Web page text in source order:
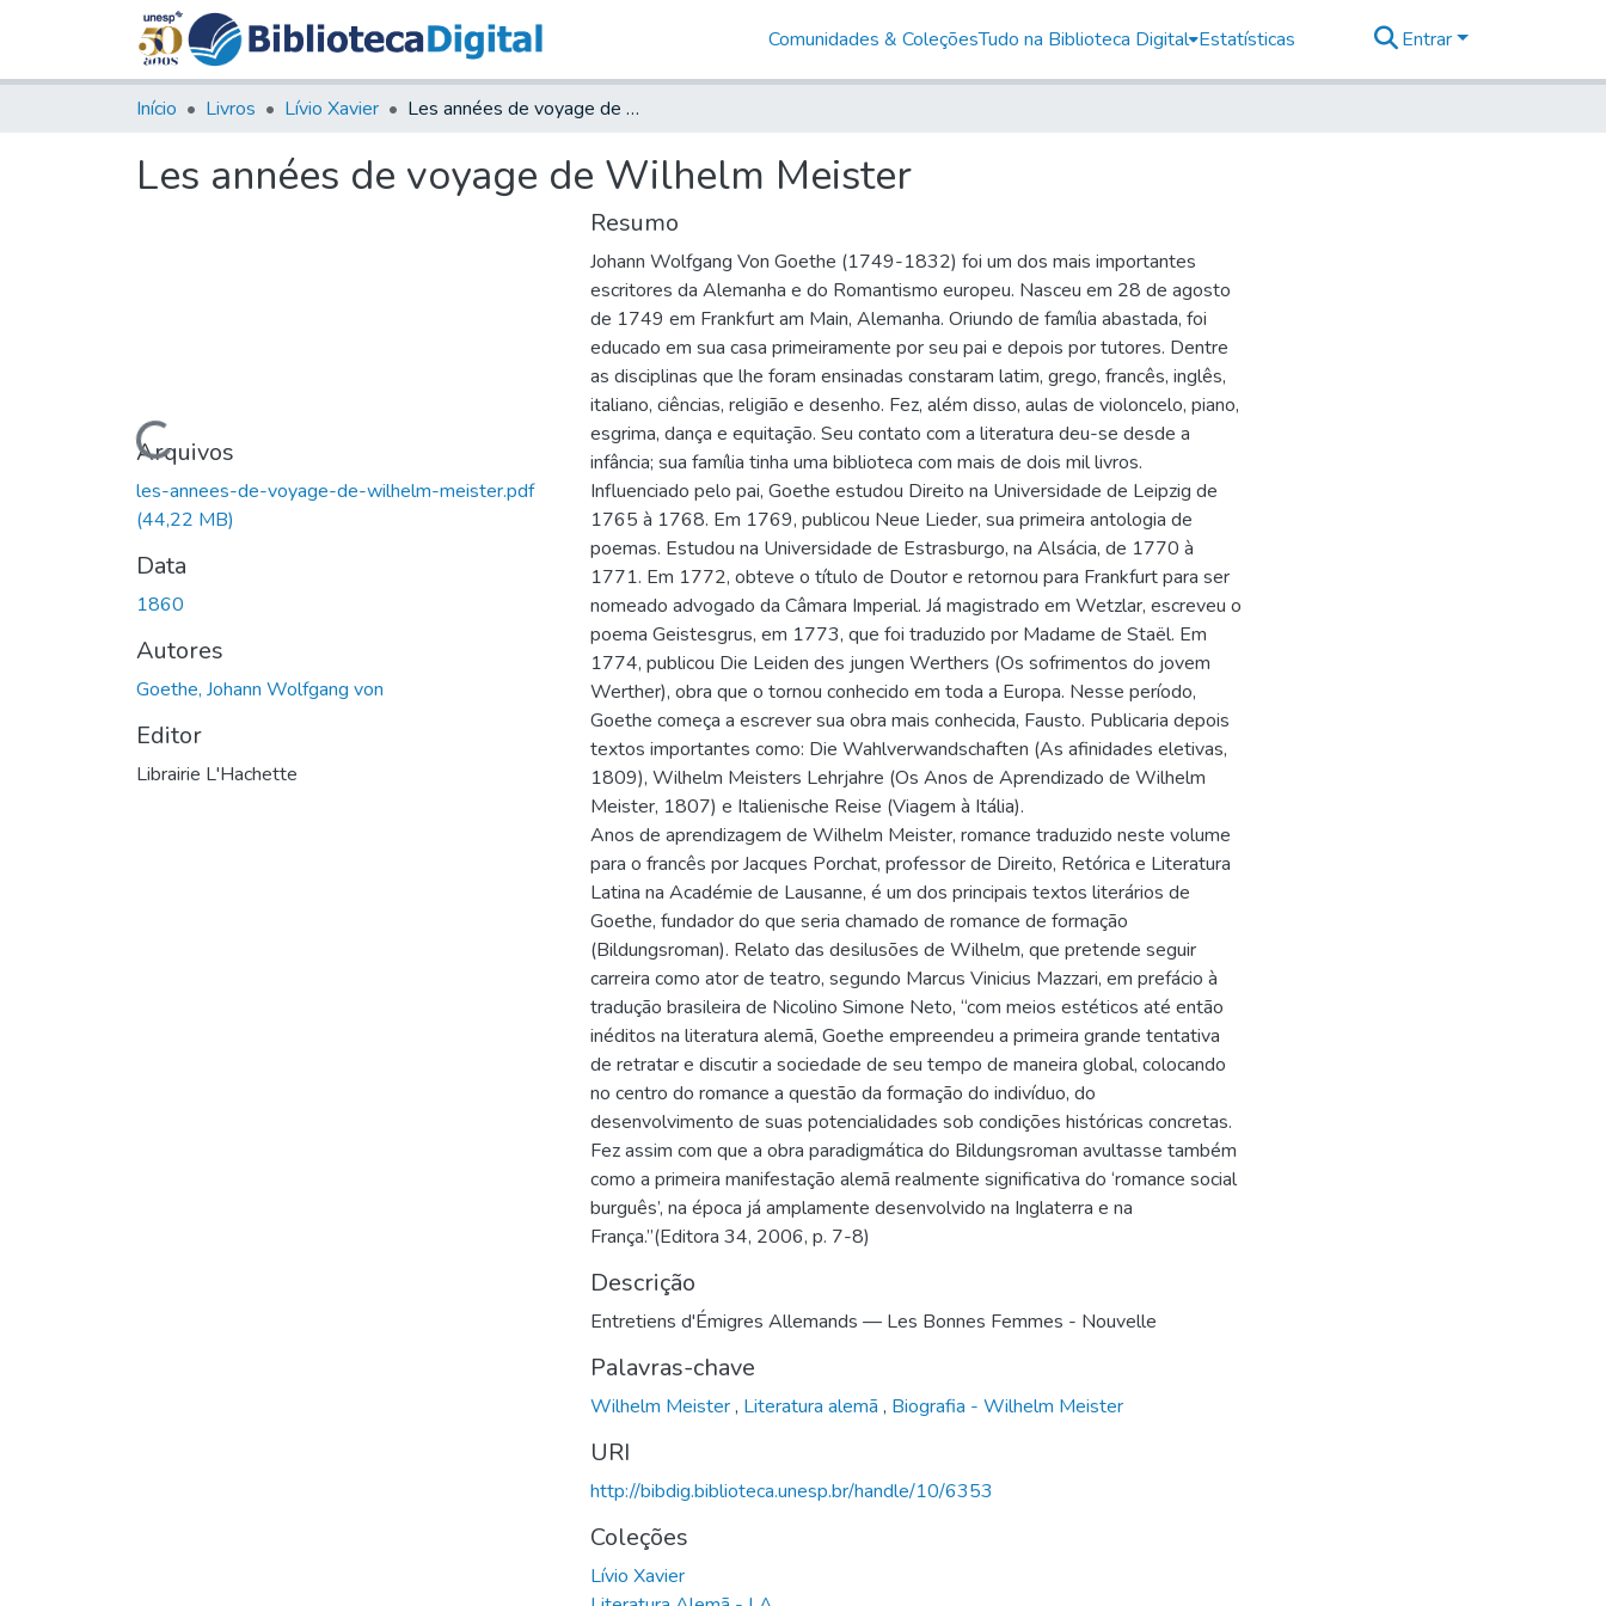
Comunidades & ColeçõesTudo na Biblioteca Digital Estatísticas Entrar
Início Livros Lívio Xavier Les années de voyage de Wilhelm Meister
Les années de voyage de Wilhelm Meister
Carregando...
Arquivos
les-annees-de-voyage-de-wilhelm-meister.pdf
(44,22 MB)
Data
1860
Autores
Goethe, Johann Wolfgang von
Editor
Librairie L'Hachette
Resumo
Johann Wolfgang Von Goethe (1749-1832) foi um dos mais importantes
escritores da Alemanha e do Romantismo europeu. Nasceu em 28 de agosto
de 1749 em Frankfurt am Main, Alemanha. Oriundo de família abastada, foi
educado em sua casa primeiramente por seu pai e depois por tutores. Dentre
as disciplinas que lhe foram ensinadas constaram latim, grego, francês, inglês,
italiano, ciências, religião e desenho. Fez, além disso, aulas de violoncelo, piano,
esgrima, dança e equitação. Seu contato com a literatura deu-se desde a
infância; sua família tinha uma biblioteca com mais de dois mil livros.
Influenciado pelo pai, Goethe estudou Direito na Universidade de Leipzig de
1765 à 1768. Em 1769, publicou Neue Lieder, sua primeira antologia de
poemas. Estudou na Universidade de Estrasburgo, na Alsácia, de 1770 à
1771. Em 1772, obteve o título de Doutor e retornou para Frankfurt para ser
nomeado advogado da Câmara Imperial. Já magistrado em Wetzlar, escreveu o
poema Geistesgrus, em 1773, que foi traduzido por Madame de Staël. Em
1774, publicou Die Leiden des jungen Werthers (Os sofrimentos do jovem
Werther), obra que o tornou conhecido em toda a Europa. Nesse período,
Goethe começa a escrever sua obra mais conhecida, Fausto. Publicaria depois
textos importantes como: Die Wahlverwandschaften (As afinidades eletivas,
1809), Wilhelm Meisters Lehrjahre (Os Anos de Aprendizado de Wilhelm
Meister, 1807) e Italienische Reise (Viagem à Itália).
Anos de aprendizagem de Wilhelm Meister, romance traduzido neste volume
para o francês por Jacques Porchat, professor de Direito, Retórica e Literatura
Latina na Académie de Lausanne, é um dos principais textos literários de
Goethe, fundador do que seria chamado de romance de formação
(Bildungsroman). Relato das desilusões de Wilhelm, que pretende seguir
carreira como ator de teatro, segundo Marcus Vinicius Mazzari, em prefácio à
tradução brasileira de Nicolino Simone Neto, “com meios estéticos até então
inéditos na literatura alemã, Goethe empreendeu a primeira grande tentativa
de retratar e discutir a sociedade de seu tempo de maneira global, colocando
no centro do romance a questão da formação do indivíduo, do
desenvolvimento de suas potencialidades sob condições históricas concretas.
Fez assim com que a obra paradigmática do Bildungsroman avultasse também
como a primeira manifestação alemã realmente significativa do ‘romance social
burguês’, na época já amplamente desenvolvido na Inglaterra e na
França.”(Editora 34, 2006, p. 7-8)
Descrição
Entretiens d'Émigres Allemands — Les Bonnes Femmes - Nouvelle
Palavras-chave
Wilhelm Meister, Literatura alemã , Biografia - Wilhelm Meister
URI
http://bibdig.biblioteca.unesp.br/handle/10/6353
Coleções
Lívio Xavier